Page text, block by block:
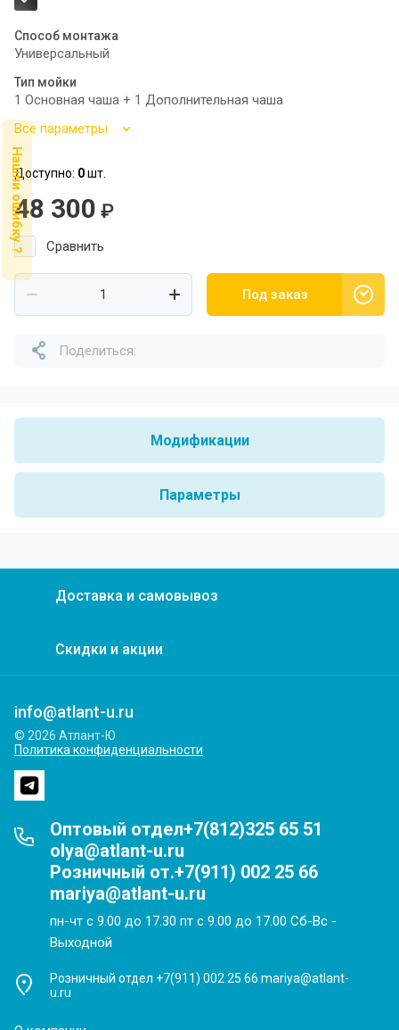
Семинар
Способ монтажа
Универсальный
Тип мойки
1 Основная чаша + 1 Дополнительная чаша
Все параметры
Доступно: 0шт.
48 300 ₽
Сравнить
Под заказ
Поделиться:
Модификации
Параметры
Нашли ошибку ?
Доставка и самовывоз
Скидки и акции
info@atlant-u.ru
© 2026 Атлант-Ю
Политика конфиденциальности
Оптовый отдел+7(812)325 65 51
olya@atlant-u.ru
Розничный от.+7(911) 002 25 66
mariya@atlant-u.ru
пн-чт с 9.00 до 17.30 пт с 9.00 до 17.00 Сб-Вс -
Выходной
Розничный отдел +7(911) 002 25 66 mariya@atlant-
u.ru